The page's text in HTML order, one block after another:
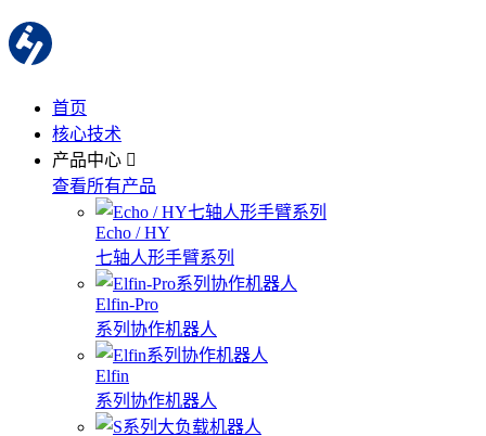
首页
核心技术
产品中心
查看所有产品
Echo / HY
七轴人形手臂系列
Elfin-Pro
系列协作机器人
Elfin
系列协作机器人